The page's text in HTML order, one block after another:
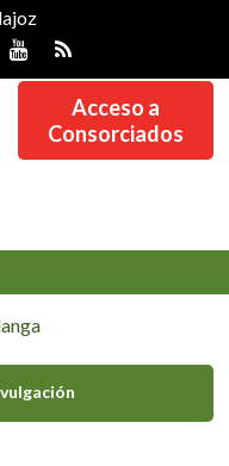
Acceso a
Consorciados